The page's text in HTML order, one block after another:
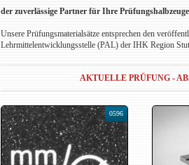
der zuverlässige Partner für Ihre
Unsere Prüfungsmaterialsätze entsprechen den
Lehrmittelentwicklungsstelle (PAL) der IHK Region
AKTUELLE PRÜFUNG -
0596